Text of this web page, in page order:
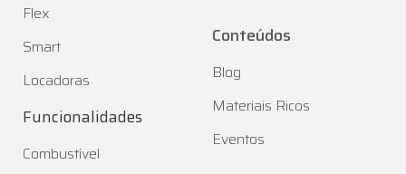
Flex
Smart
Locadoras
Funcionalidades
Combustível
Conteúdos
Blog
Materiais Ricos
Eventos